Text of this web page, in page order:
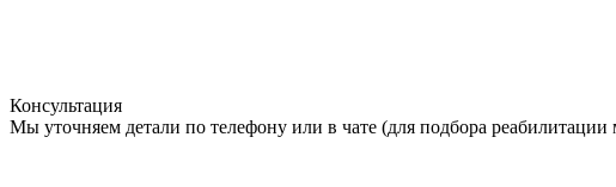
Консультация
Мы уточняем детали по телефону или в чате (для подбора